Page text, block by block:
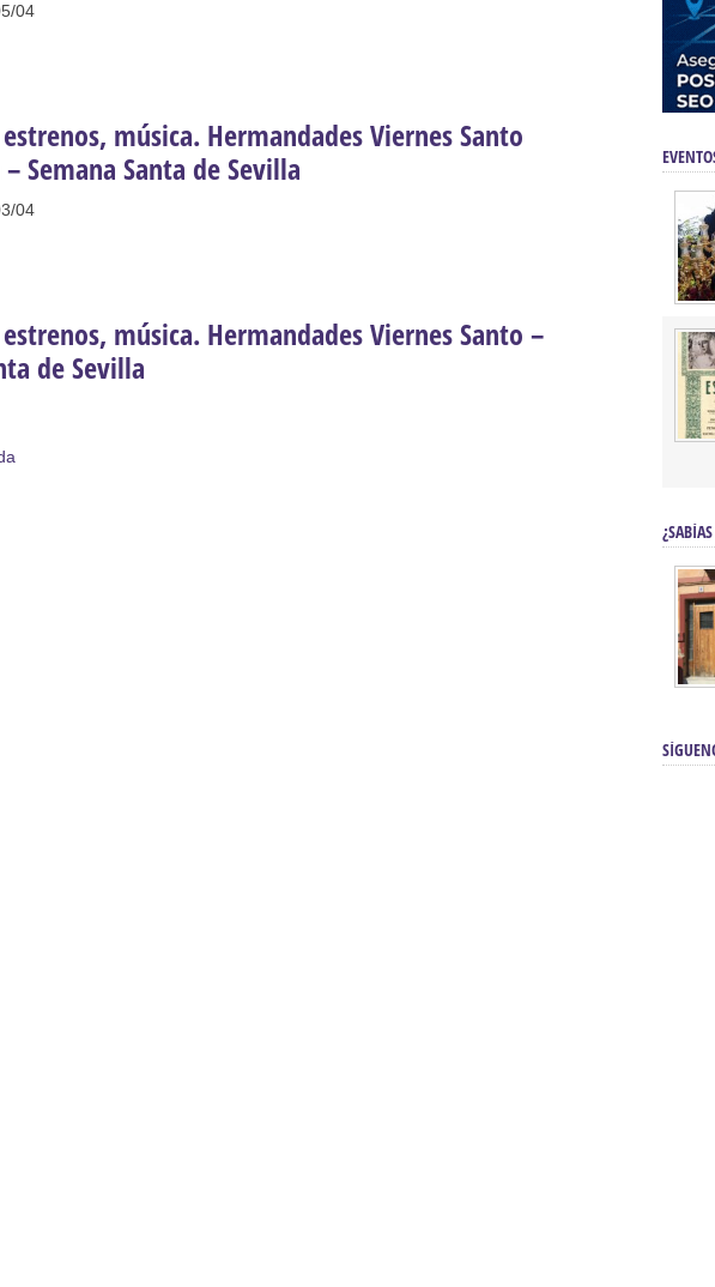
04
música. Hermandades Viernes Santo
Semana Santa de Sevilla
04
música. Hermandades Viernes Santo –
de Sevilla